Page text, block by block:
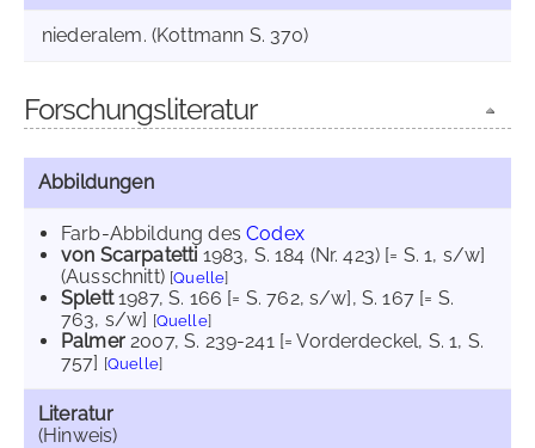
niederalem. (Kottmann S. 370)
Forschungsliteratur
Abbildungen
Farb-Abbildung desCodex
von Scarpatetti 1983, S. 184 (Nr. 423) [= S. 1, s/w]
(Ausschnitt) [Quelle]
Splett1987, S. 166 [= S. 762, s/w], S. 167 [= S.
763, s/w] [Quelle]
Palmer2007, S. 239-241 [= Vorderdeckel, S. 1, S.
757] [Quelle]
Literatur
(Hinweis)